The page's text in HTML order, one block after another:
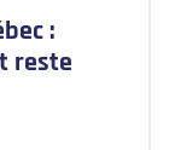
:
reste